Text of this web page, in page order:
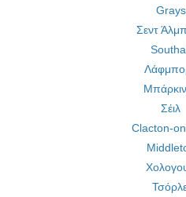
Grays
Σεντ
Σέιλ
Clacton-